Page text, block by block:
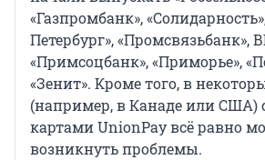
«Газпромбанк»,
Петербург», «Промсвязьбанк»,
«Примсоцбанк», «Приморье»,
«Зенит». Кроме того, в
(например, в Канаде или США)
картами UnionPay всё равно
возникнуть проблемы.